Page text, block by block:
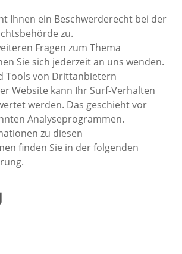
Ihnen ein Beschwerderecht bei der
zu.
Fragen zum Thema
Sie sich jederzeit an uns wenden.
Tools von Drittanbietern
Website kann Ihr Surf-Verhalten
werden. Das geschieht vor
Analyseprogrammen.
zu diesen
finden Sie in der folgenden